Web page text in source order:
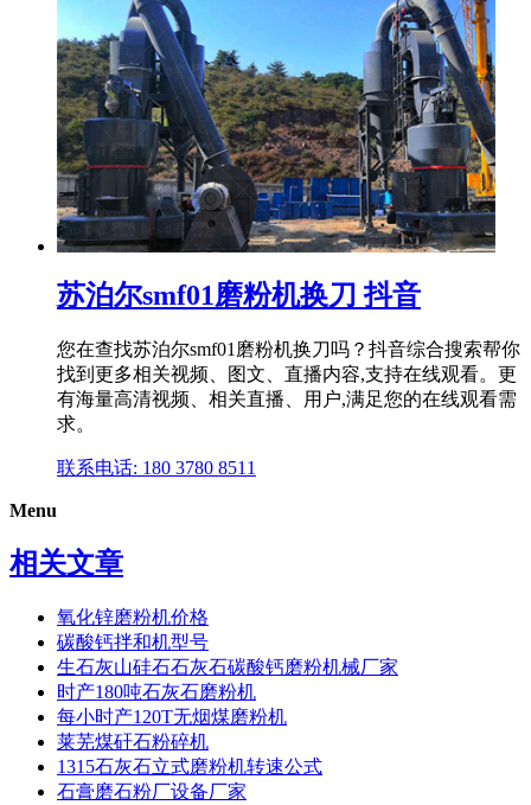
苏泊尔smf01磨粉机换刀 抖音
您在查找苏泊尔smf01磨粉机换刀吗？抖音综合搜索帮你
找到更多相关视频、图文、直播内容,支持在线观看。更
有海量高清视频、相关直播、用户,满足您的在线观看需
求。
联系电话: 180 3780 8511
Menu
相关文章
氧化锌磨粉机价格
碳酸钙拌和机型号
生石灰山硅石石灰石碳酸钙磨粉机械厂家
时产180吨石灰石磨粉机
每小时产120T无烟煤磨粉机
莱芜煤矸石粉碎机
1315石灰石立式磨粉机转速公式
石膏磨石粉厂设备厂家